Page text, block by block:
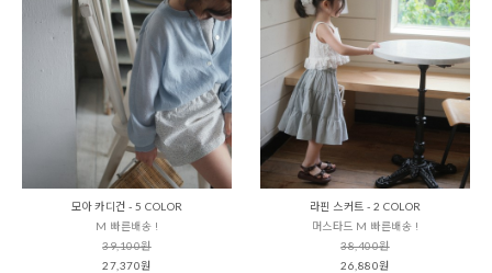
모아 카디건 - 5 COLOR
M 빠른배송 !
39,100원
27,370원
라핀 스커트 - 2 COLOR
머스타드 M 빠른배송 !
38,400원
26,880원